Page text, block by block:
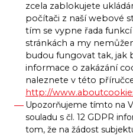
zcela zablokujete
počítači z naší webové
tím se vypne řada
stránkách a my
budou fungovat tak, jak
informace o zakázání
naleznete v této
http://
Upozorňujeme tímto na
souladu s čl. 12 GDPR
tom, že na žádost